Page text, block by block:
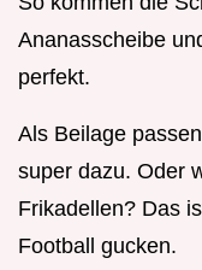
Ananasscheibe
perfekt.
Als Beilage
super dazu. Oder
Frikadellen? Das
Football gucken.